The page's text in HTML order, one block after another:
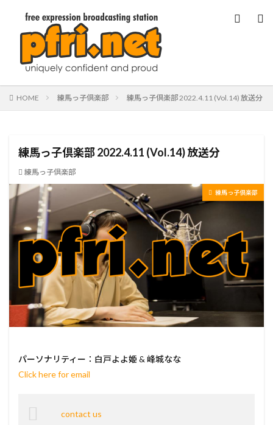
HOME 練馬っ子倶楽部 練馬っ子倶楽部 2022.4.11 (Vol.14) 放送分
練馬っ子倶楽部 2022.4.11 (Vol.14) 放送分
練馬っ子倶楽部
練馬っ子倶楽部
パーソナリティー：白戸よよ姫 & 峰城なな
Click here for email
contact us